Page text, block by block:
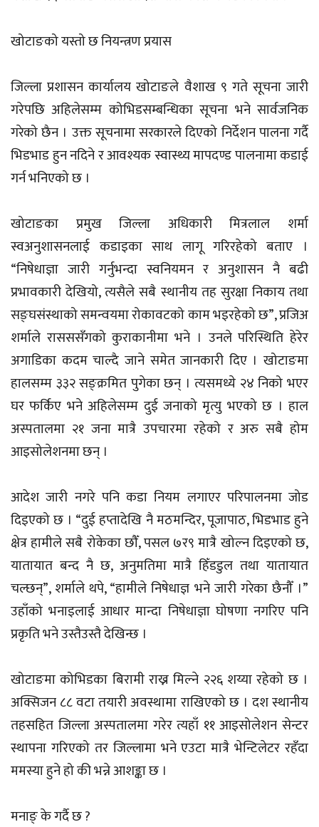
खोटाङको यस्तो छ नियन्त्रण प्रयास
जिल्ला प्रशासन कार्यालय खोटाङले वैशाख ९ गते सूचना जारी
गरेपछि अहिलेसम्म कोभिडसम्बन्धिका सूचना भने सार्वजनिक
गरेको छैन । उक्त सूचनामा सरकारले दिएको निर्देशन पालना गर्दै
भिडभाड हुन नदिने र आवश्यक स्वास्थ्य मापदण्ड पालनामा कडाई
गर्न भनिएको छ ।
खोटाङका प्रमुख जिल्ला अधिकारी मित्रलाल शर्मा
स्वअनुशासनलाई कडाइका साथ लागू गरिरहेको बताए ।
“निषेधाज्ञा जारी गर्नुभन्दा स्वनियमन र अनुशासन नै बढी
प्रभावकारी देखियो, त्यसैले सबै स्थानीय तह सुरक्षा निकाय तथा
सङ्घसंस्थाको समन्वयमा रोकावटको काम भइरहेको छ”, प्रजिअ
शर्माले रासससँगको कुराकानीमा भने । उनले परिस्थिति हेरेर
अगाडिका कदम चाल्दै जाने समेत जानकारी दिए । खोटाङमा
हालसम्म ३३२ सङ्क्रमित पुगेका छन् । त्यसमध्ये २४ निको भएर
घर फर्किए भने अहिलेसम्म दुई जनाको मृत्यु भएको छ । हाल
अस्पतालमा २१ जना मात्रै उपचारमा रहेको र अरु सबै होम
आइसोलेशनमा छन् ।
आदेश जारी नगरे पनि कडा नियम लगाएर परिपालनमा जोड
दिइएको छ । “दुई हप्तादेखि नै मठमन्दिर, पूजापाठ, भिडभाड हुने
क्षेत्र हामीले सबै रोकेका छौँ, पसल ७र९ मात्रै खोल्न दिइएको छ,
यातायात बन्द नै छ, अनुमतिमा मात्रै हिँडडुल तथा यातायात
चल्छन्”, शर्माले थपे, “हामीले निषेधाज्ञ भने जारी गरेका छैनौँ ।”
उहाँको भनाइलाई आधार मान्दा निषेधाज्ञा घोषणा नगरिए पनि
प्रकृति भने उस्तैउस्तै देखिन्छ ।
खोटाङमा कोभिडका बिरामी राख्न मिल्ने २२६ शय्या रहेको छ ।
अक्सिजन ८८ वटा तयारी अवस्थामा राखिएको छ । दश स्थानीय
तहसहित जिल्ला अस्पतालमा गरेर त्यहाँ ११ आइसोलेशन सेन्टर
स्थापना गरिएको तर जिल्लामा भने एउटा मात्रै भेन्टिलेटर रहँदा
ममस्या हुने हो की भन्ने आशङ्का छ ।
मनाङ् के गर्दै छ ?